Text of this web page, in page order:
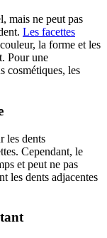
mais ne peut pas
Les facettes
la forme et les
Pour une
cosmétiques, les
les dents
Cependant, le
et peut ne pas
les dents adjacentes